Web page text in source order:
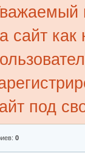
сайт как
под
: 0